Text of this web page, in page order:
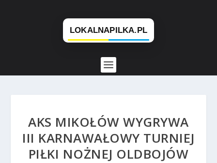
AKS MIKOŁÓW WYGRYWA
III KARNAWAŁOWY TURNIEJ
PIŁKI NOŻNEJ OLDBOJÓW